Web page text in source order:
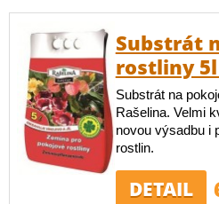
Substrát
rostliny
Substrát na
Rašelina. Velmi
novou výsadbu i
rostlin.
DETAIL